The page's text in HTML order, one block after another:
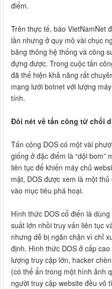
điểm.
Trên thực tế, báo VietNamNet
lần nhưng ở quy mô vài chục
băng thông hệ thống và công
đựng được. Trong cuộc tấn
đã thể hiện khả năng rất
mạng lưới botnet với lượng
tính.
Đôi nét về tấn công từ chối
Tấn công DOS có một vài
giống ở đặc điểm là “dội bom”
liên tục để khiến máy chủ
mật, DOS được xem là một
vào mục tiêu phá hoại.
Hình thức DOS cổ điển là
suất lớn nhồi truy vấn liên tục
nhưng dễ bị ngăn chặn vì chỉ
định. Hình thức DOS ở cấp
lượng truy cập lớn, hacker
(có thể ẩn trong một hình ảnh
người truy cập website đều vô